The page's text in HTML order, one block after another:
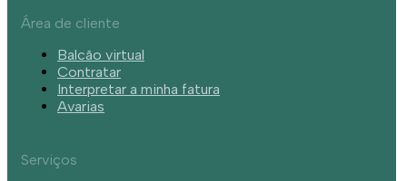
Área de cliente
Balcão virtual
Contratar
Interpretar a minha fatura
Avarias
Serviços